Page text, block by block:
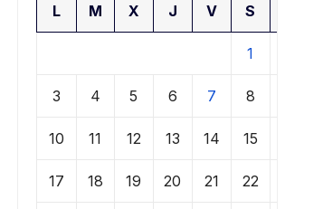
L M X J V S
1
3 4 5 6 7 8
10 11 12 13 14 15
17 18 19 20 21 22